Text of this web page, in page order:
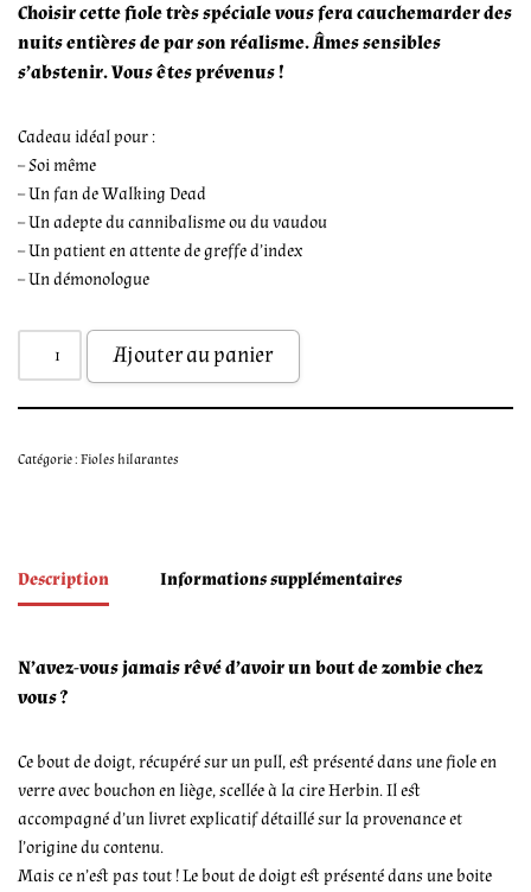
Choisir cette fiole très spéciale vous fera cauchemarder des
nuits entières de par son réalisme. Âmes sensibles
s’abstenir. Vous êtes prévenus !
Cadeau idéal pour :
– Soi même
– Un fan de Walking Dead
– Un adepte du cannibalisme ou du vaudou
– Un patient en attente de greffe d’index
– Un démonologue
Ajouter au panier
Catégorie :Fioles hilarantes
Description Informations supplémentaires
N’avez-vous jamais rêvé d’avoir un bout de zombie chez
vous ?
Ce bout de doigt, récupéré sur un pull, est présenté dans une fiole en
verre avec bouchon en liège, scellée à la cire Herbin. Il est
accompagné d’un livret explicatif détaillé sur la provenance et
l’origine du contenu.
Mais ce n’est pas tout ! Le bout de doigt est présenté dans une boite